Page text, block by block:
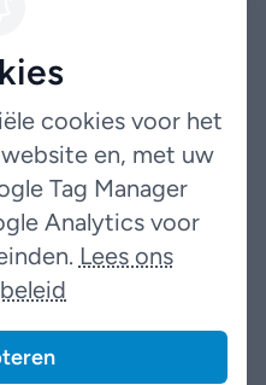
cookies voor het
en, met uw
Tag Manager
Analytics voor
Lees ons